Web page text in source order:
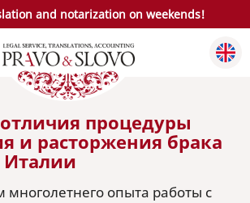
and notarization on weekends!
процедуры
и расторжения брака
Италии
многолетнего опыта работы с